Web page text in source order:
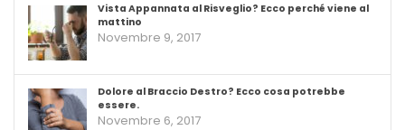
Vista Appannata al Risveglio? Ecco perché viene al
mattino
Novembre 9, 2017
Dolore al Braccio Destro? Ecco cosa potrebbe
essere.
Novembre 6, 2017